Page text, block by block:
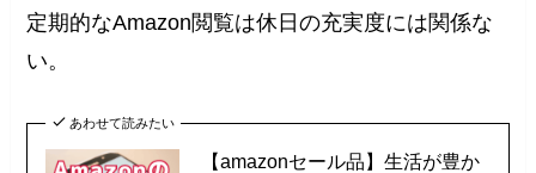
定期的なAmazon閲覧は休日の充実度には関係な
い。
あわせて読みたい
【amazonセール品】生活が豊か